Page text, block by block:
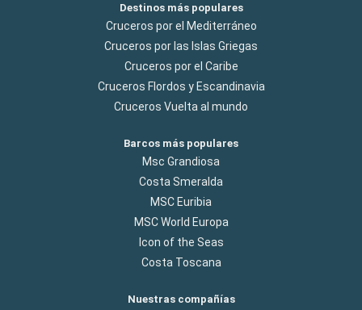
Destinos más populares
Cruceros por el Mediterráneo
Cruceros por las Islas Griegas
Cruceros por el Caribe
Cruceros Flordos y Escandinavia
Cruceros Vuelta al mundo
Barcos más populares
Msc Grandiosa
Costa Smeralda
MSC Euribia
MSC World Europa
Icon of the Seas
Costa Toscana
Nuestras compañías